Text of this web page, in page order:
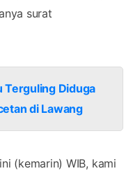
surat
Terguling Diduga
di Lawang
(kemarin) WIB, kami